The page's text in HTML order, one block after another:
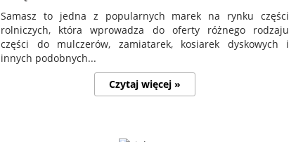
Samasz to jedna z popularnych marek na rynku części
rolniczych, która wprowadza do oferty różnego rodzaju
części do mulczerów, zamiatarek, kosiarek dyskowych i
innych podobnych...
Czytaj więcej »